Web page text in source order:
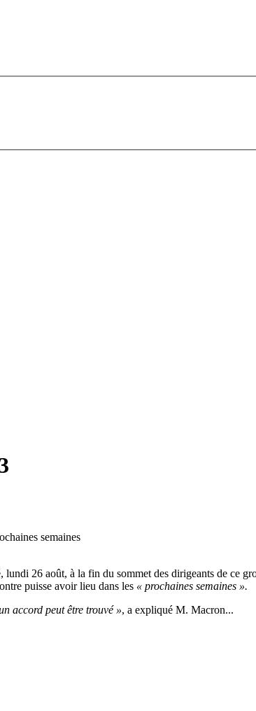
semaines
26 août, à la fin du sommet des dirigeants de ce
puisse avoir lieu dans les « prochaines semaines ».
accord peut être trouvé », a expliqué M. Macron...